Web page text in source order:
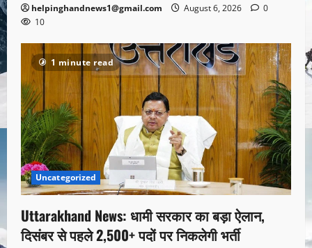
helpinghandnews1@gmail.com August 6, 2026
0
10
1 minute read
Uncategorized
Uttarakhand News: धामी सरकार का बड़ा ऐलान,
दिसंबर से पहले 2,500+ पदों पर निकलेगी भर्ती